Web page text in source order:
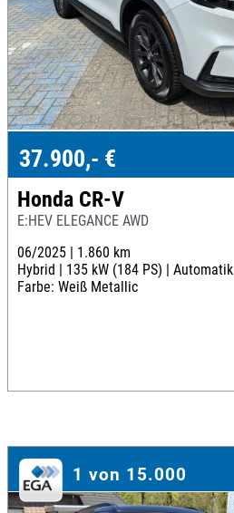
37.900,- €
Honda CR-V
E:HEV ELEGANCE AWD
06/2025 | 1.860 km
Hybrid | 135 kW (184 PS) | Automatik
Farbe: Weiß Metallic
1 von 15.000